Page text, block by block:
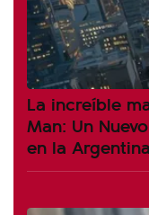
La increíble
Man: Un
en la Argentina